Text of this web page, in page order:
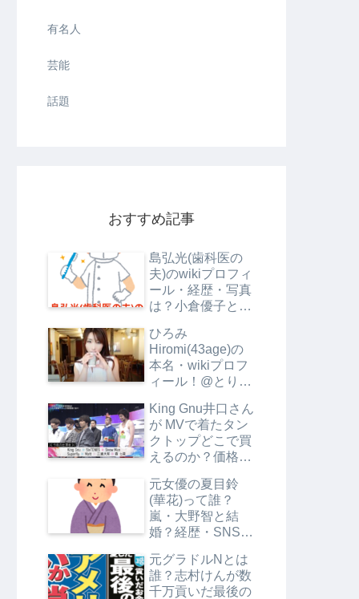
有名人
芸能
話題
おすすめ記事
島弘光(歯科医の
夫)のwikiプロフィ
ール・経歴・写真
は？小倉優子と別
ひろみ
Hiromi(43age)の
本名・wikiプロフ
ィール！@とりご
係は？
King Gnu井口さん
が MVで着たタン
クトップどこで買
えるのか？価格も
元女優の夏目鈴
(華花)って誰？
嵐・大野智と結
婚？経歴・SNS・
タMEGA】
元グラドルNとは
誰？志村けんが数
千万貢いだ最後の